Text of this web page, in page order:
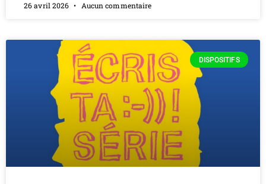
26 avril 2026 Aucun commentaire
DISPOSITIFS